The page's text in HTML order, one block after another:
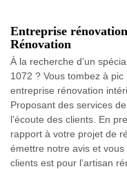
Entreprise
Rénovation
À la recherche d’un
1072 ? Vous tombez à
entreprise rénovation
Proposant des services
l’écoute des clients. En
rapport à votre projet de
émettre notre avis et
clients est pour l’artisan